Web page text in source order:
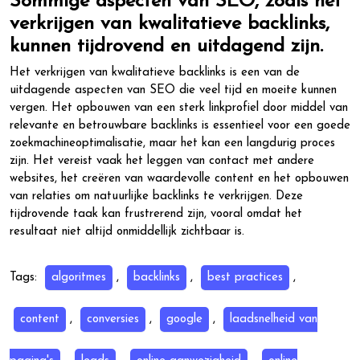
verkrijgen van kwalitatieve backlinks,
kunnen tijdrovend en uitdagend zijn.
Het verkrijgen van kwalitatieve backlinks is een van de
uitdagende aspecten van SEO die veel tijd en moeite kunnen
vergen. Het opbouwen van een sterk linkprofiel door middel van
relevante en betrouwbare backlinks is essentieel voor een goede
zoekmachineoptimalisatie, maar het kan een langdurig proces
zijn. Het vereist vaak het leggen van contact met andere
websites, het creëren van waardevolle content en het opbouwen
van relaties om natuurlijke backlinks te verkrijgen. Deze
tijdrovende taak kan frustrerend zijn, vooral omdat het
resultaat niet altijd onmiddellijk zichtbaar is.
Tags: algoritmes , backlinks , best practices ,
content , conversies , google , laadsnelheid van